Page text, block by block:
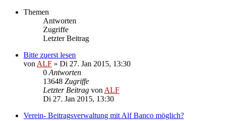
Themen
Antworten
Zugriffe
Letzter Beitrag
Bitte zuerst lesen
von ALF » Di 27. Jan 2015, 13:30
0 Antworten
13648 Zugriffe
Letzter Beitrag von ALF
Di 27. Jan 2015, 13:30
Verein- Beitragsverwaltung mit Alf Banco möglich?